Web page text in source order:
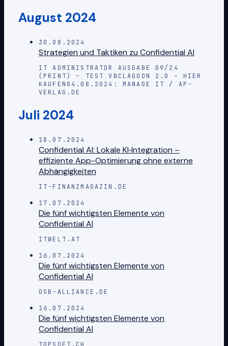
August 2024
30.08.2024
Strategien und Taktiken zu Confidential AI
IT ADMINISTRATOR AUSGABE 09/24
(PRINT) – TEST VNCLAGOON 2.0 – HIER
KAUFEN04.08.2024: MANAGE IT / AP-
VERLAG.DE
Juli 2024
18.07.2024
Confidential AI: Lokale KI‑Integration –
effiziente App-Optimierung ohne externe
Abhängigkeiten
IT-FINANZMAGAZIN.DE
17.07.2024
Die fünf wichtigsten Elemente von
Confidential AI
ITWELT.AT
16.07.2024
Die fünf wichtigsten Elemente von
Confidential AI
OSB-ALLIANCE.DE
16.07.2024
Die fünf wichtigsten Elemente von
Confidential AI